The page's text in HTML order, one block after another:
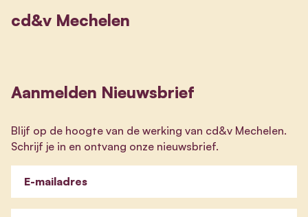
cd&v Mechelen
Aanmelden Nieuwsbrief
Blijf op de hoogte van de werking van cd&v Mechelen.
Schrijf je in en ontvang onze nieuwsbrief.
E-mailadres